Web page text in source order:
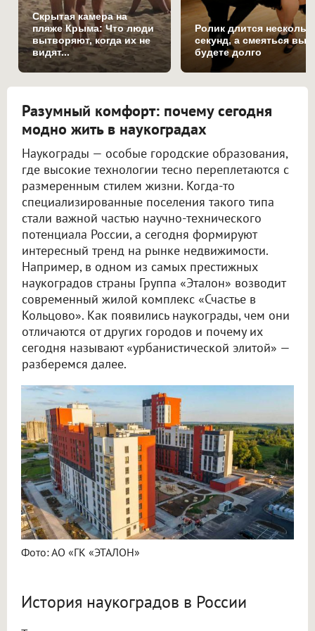
Скрытая камера на
пляже Крыма: Что люди
вытворяют, когда их не
видят...
Ролик длится
секунд, а смеяться вы
будете долго
Разумный комфорт: почему сегодня
модно жить в наукоградах
Наукограды — особые городские образования,
где высокие технологии тесно переплетаются с
размеренным стилем жизни. Когда-то
специализированные поселения такого типа
стали важной частью научно-технического
потенциала России, а сегодня формируют
интересный тренд на рынке недвижимости.
Например, в одном из самых престижных
наукоградов страны Группа «Эталон» возводит
современный жилой комплекс «Счастье в
Кольцово». Как появились наукограды, чем они
отличаются от других городов и почему их
сегодня называют «урбанистической элитой» —
разберемся далее.
Фото: АО «ГК «ЭТАЛОН»
История наукоградов в России